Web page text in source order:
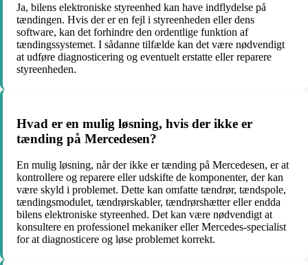
Ja, bilens elektroniske styreenhed kan have indflydelse på
tændingen. Hvis der er en fejl i styreenheden eller dens
software, kan det forhindre den ordentlige funktion af
tændingssystemet. I sådanne tilfælde kan det være nødvendigt
at udføre diagnosticering og eventuelt erstatte eller reparere
styreenheden.
Hvad er en mulig løsning, hvis der ikke er
tænding på Mercedesen?
En mulig løsning, når der ikke er tænding på Mercedesen, er at
kontrollere og reparere eller udskifte de komponenter, der kan
være skyld i problemet. Dette kan omfatte tændrør, tændspole,
tændingsmodulet, tændrørskabler, tændrørshætter eller endda
bilens elektroniske styreenhed. Det kan være nødvendigt at
konsultere en professionel mekaniker eller Mercedes-specialist
for at diagnosticere og løse problemet korrekt.